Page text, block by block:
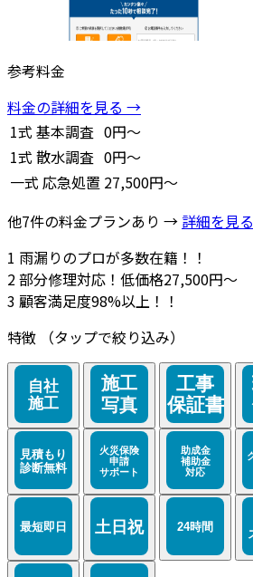
参考料金
料金の詳細を見る →
1式 基本調査 0円～
1式 散水調査 0円～
一式 応急処置 27,500円～
他7件の料金プランあり → 詳細を見る
1 雨漏りのプロが多数在籍！！
2部分修理対応！低価格27,500円～
3 顧客満足度98%以上！！
特徴
（タップで絞り込み）